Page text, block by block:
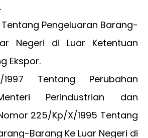
Pengeluaran Barang-
Negeri di Luar Ketentuan
Ekspor.
9/1997 Tentang Perubahan
Perindustrian dan
225/Kp/X/1995 Tentang
Barang Ke Luar Negeri di